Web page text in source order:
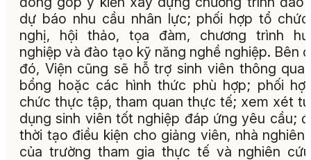
dự báo nhu cầu nhân lực; phối hợp tổ
nghị, hội thảo, tọa đàm, chương trình
nghiệp và đào tạo kỹ năng nghề nghiệp. Bên
đó, Viện cũng sẽ hỗ trợ sinh viên thông qua
bổng hoặc các hình thức phù hợp; phối
chức thực tập, tham quan thực tế; xem xét
dụng sinh viên tốt nghiệp đáp ứng yêu cầu;
thời tạo điều kiện cho giảng viên, nhà nghiên
của trường tham gia thực tế và nghiên